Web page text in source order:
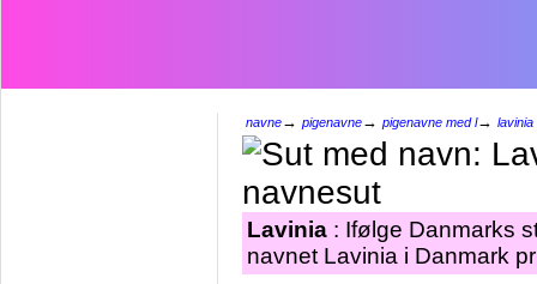
navne→ pigenavne→ pigenavne med l→ lavinia
Lavinia : Ifølge Danmarks
navnet Lavinia i Danmark